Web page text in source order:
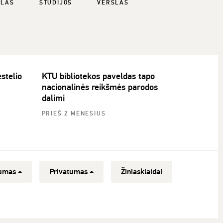
STUDIJOS VERSLAS
KTU bibliotekos paveldas tapo
nacionalinės reikšmės parodos
dalimi
PRIEŠ 2 MĖNESIUS
Privatumas Žiniasklaidai